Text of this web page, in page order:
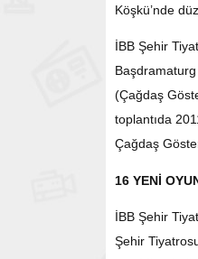
Köşkü’nde
İBB Şehir
(Çağdaş
toplantıda
Çağdaş
16 YENİ
İBB Şehir
Şehir